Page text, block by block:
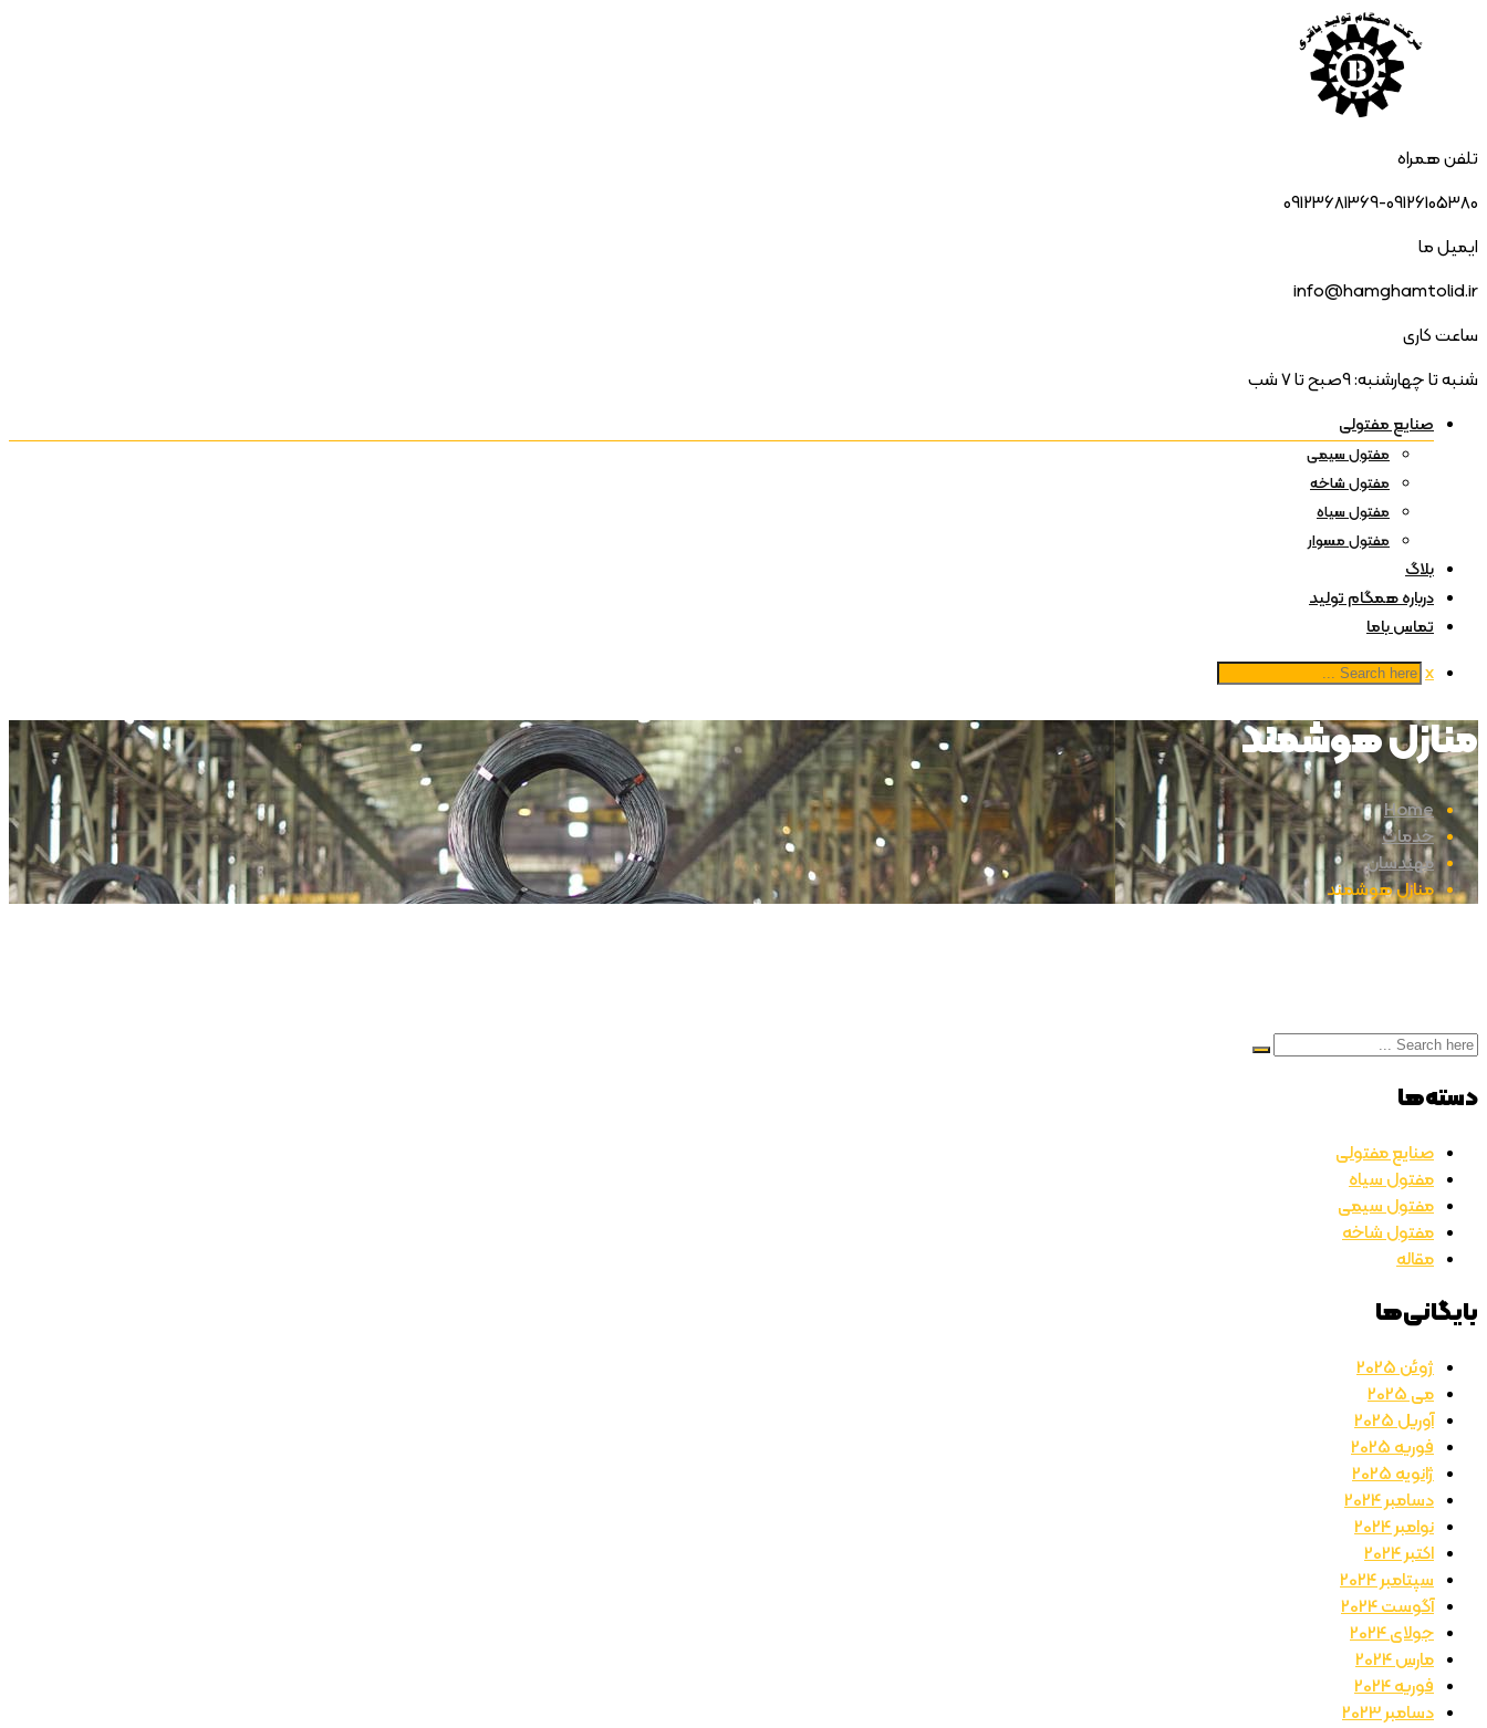
تلفن همراه
09123681369-09126105380
ایمیل ما
info@hamghamtolid.ir
ساعت کاری
شنبه تا چهارشنبه: 9صبح تا 7 شب
صنایع مفتولی
مفتول سیمی
مفتول شاخه
مفتول سیاه
مفتول مسوار
بلاگ
درباره همگام تولید
تماس باما
x
منازل هوشمند
Home
خدمات
مهندسان
منازل هوشمند
دسته‌ها
صنایع مفتولی
مفتول سیاه
مفتول سیمی
مفتول شاخه
مقاله
بایگانی‌ها
ژوئن 2025
می 2025
آوریل 2025
فوریه 2025
ژانویه 2025
دسامبر 2024
نوامبر 2024
اکتبر 2024
سپتامبر 2024
آگوست 2024
جولای 2024
مارس 2024
فوریه 2024
دسامبر 2023